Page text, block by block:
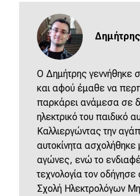
Ο Δημήτρης γεννήθηκε
και αφού έμαθε να
παρκάρει ανάμεσα σε
ηλεκτρικό του παιδικό
Καλλιεργώντας την
αυτοκίνητα ασχολήθηκε
αγώνες, ενώ το
τεχνολογία τον οδήγησε
Σχολή Ηλεκτρολόγων